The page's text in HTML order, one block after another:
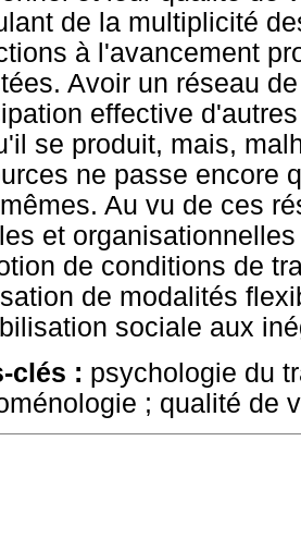
de la multiplicité
à l'avancement
Avoir un réseau
effective
se produit, mais,
ne passe encore
Au vu de ces
et
de conditions de
de modalités
sociale aux
clés : psychologie du
; qualité de